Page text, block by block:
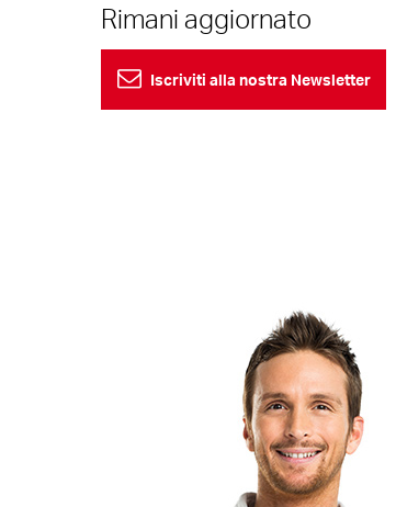
Rimani aggiornato
Iscriviti alla nostra Newsletter